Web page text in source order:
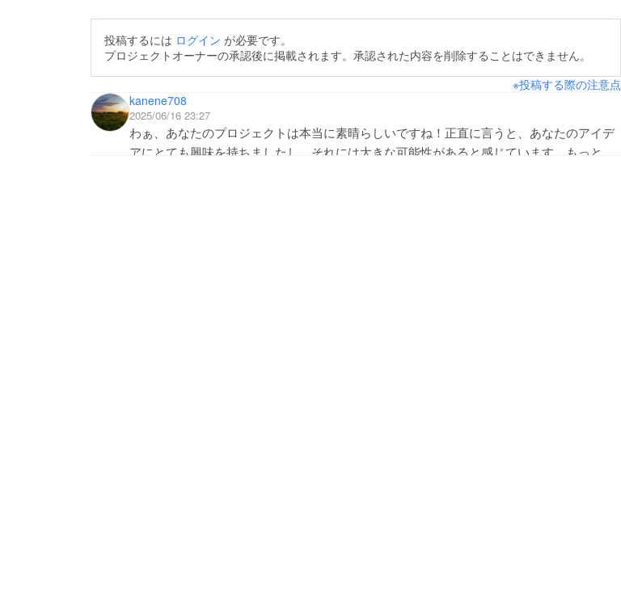
投稿するには ログイン が必要です。
プロジェクトオーナーの承認後に掲載されます。承認された内容を削除することはできません。
※投稿する際の注意点
kanene708
2025/06/16 23:27
わぁ、あなたのプロジェクトは本当に素晴らしいですね！正直に言うと、あなたのアイデ
アにとても興味を持ちましたし、それには大きな可能性があると感じています。もっとあ